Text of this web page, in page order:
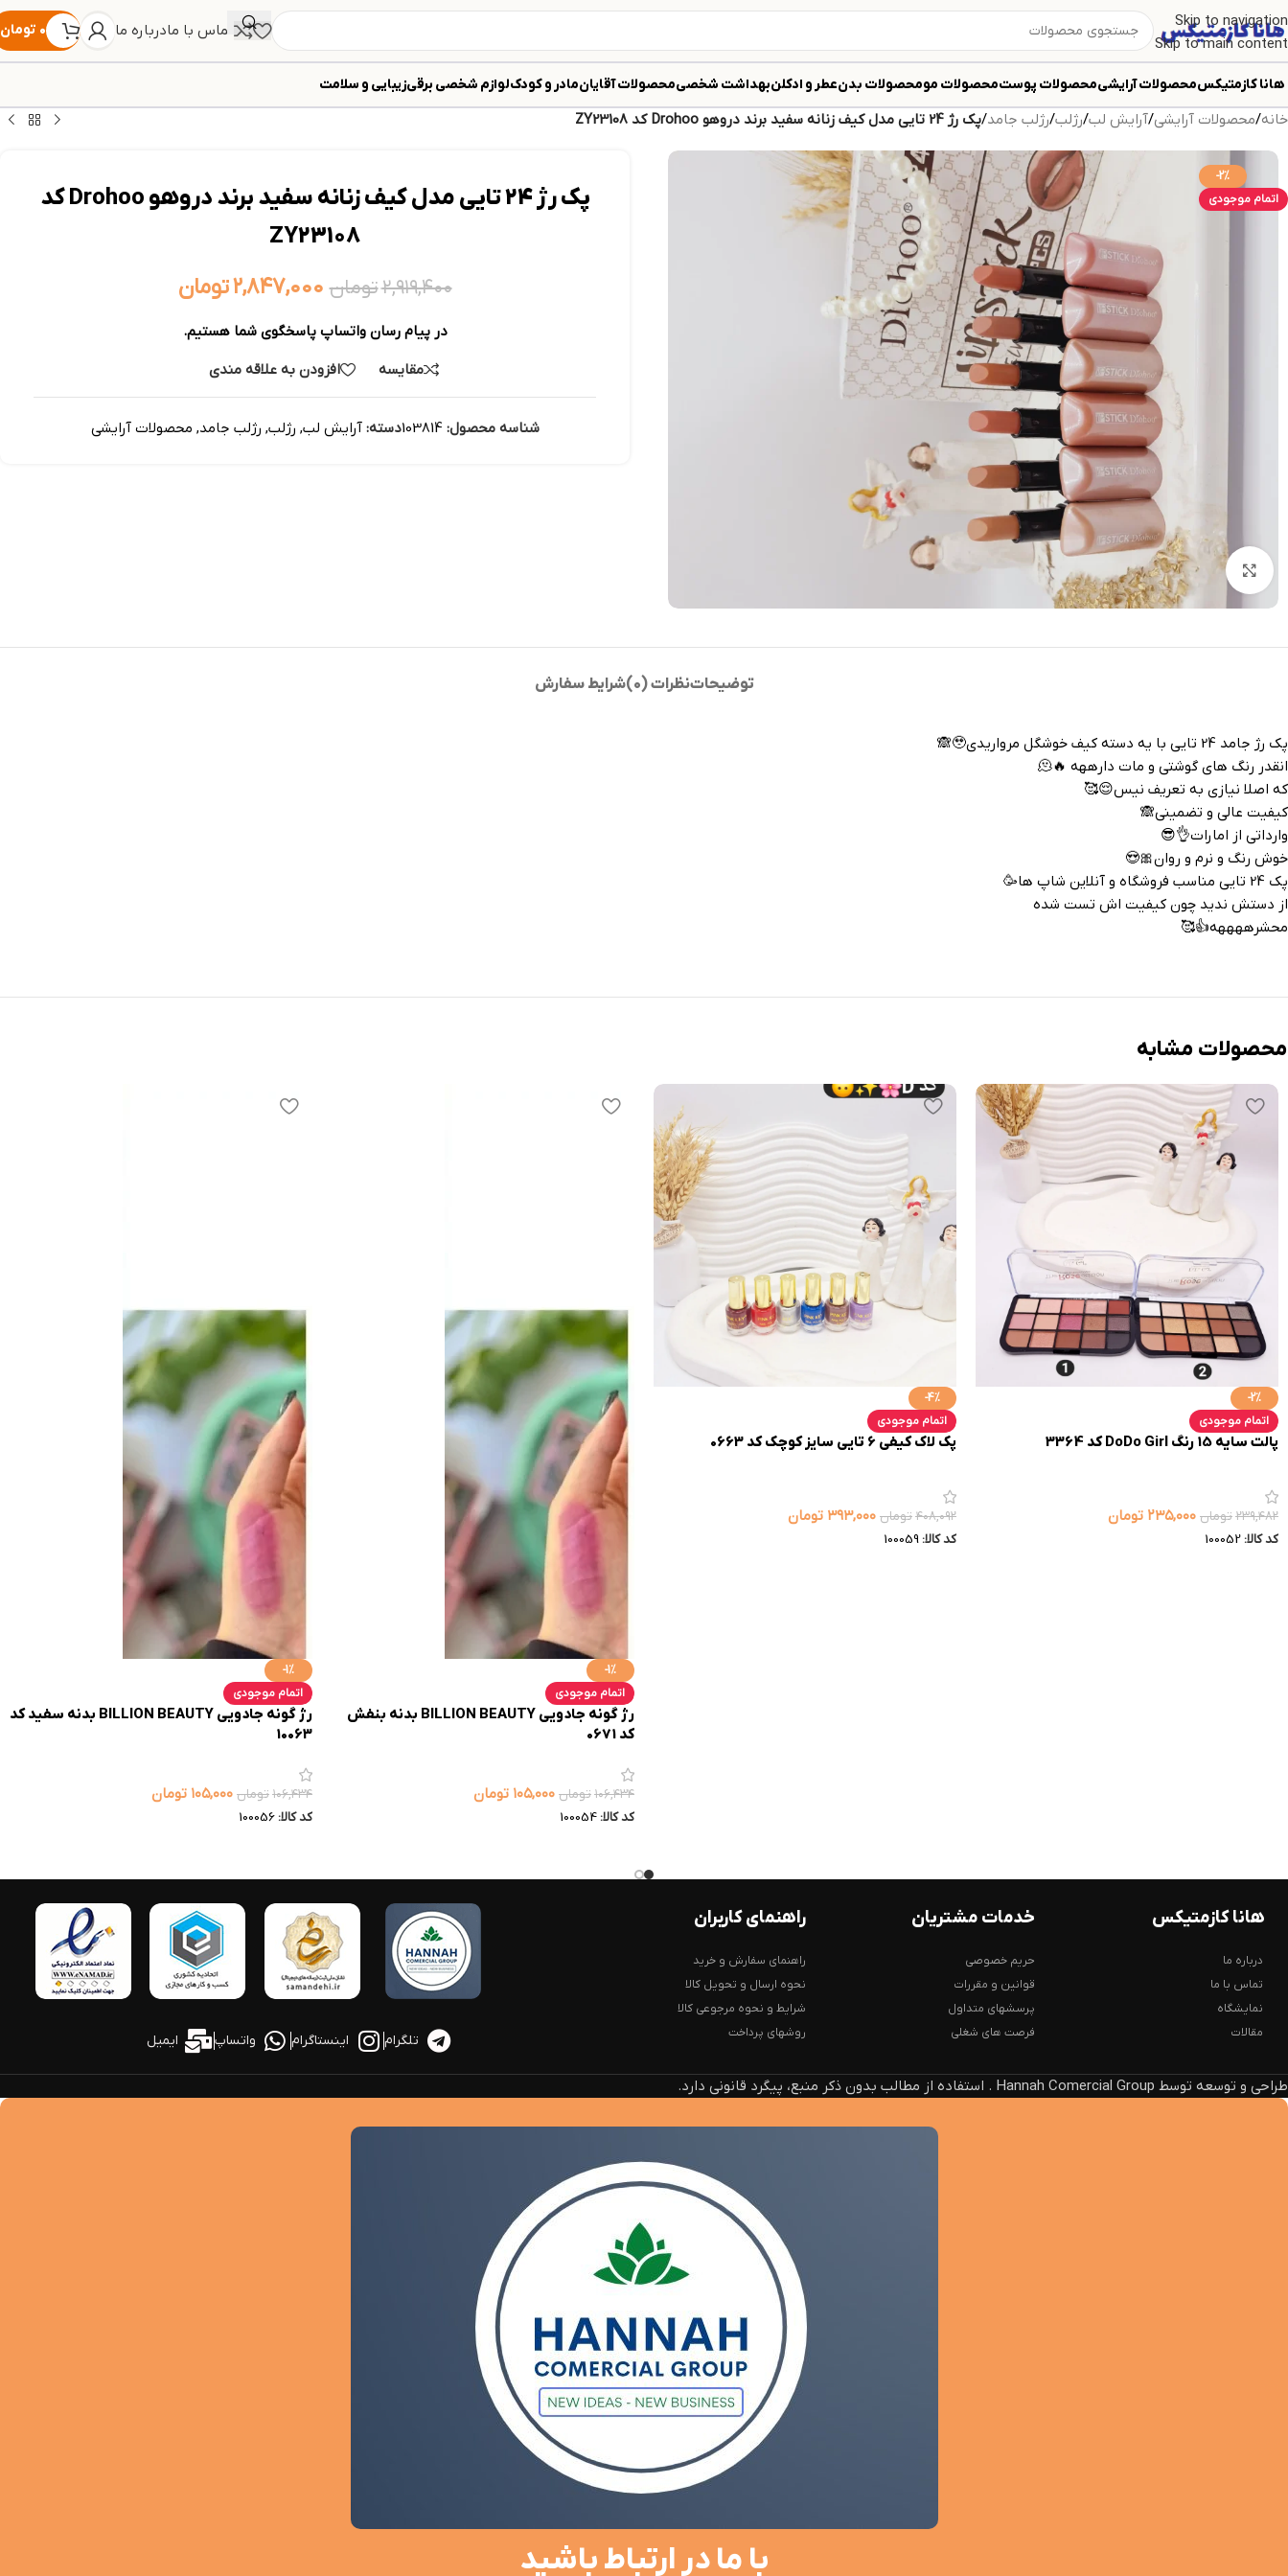
Skip to navigation
Skip to main content
تماس با مادرباره ما ۰ تومان
هانا کازمتیکسمحصولات آرایشیمحصولات پوستمحصولات مومحصولات بدنعطر و ادکلنبهداشت شخصیمحصولات آقایانمادر و کودکلوازم شخصی برقیزیبایی و سلامت
خانه/محصولات آرایشی/آرایش لب/رژلب/رژلب جامد/پک رژ 24 تایی مدل کیف زنانه سفید برند دروهو Drohoo کد ZY23108
-2%
اتمام موجودی
بزرگنمایی تصویر
پک رژ 24 تایی مدل کیف زنانه سفید برند دروهو Drohoo کد
ZY23108
۲,۹۱۹,۴۰۰تومان ۲,۸۴۷,۰۰۰تومان
در پیام رسان واتساپ پاسخگوی شما هستیم.
مقایسه
افزودن به علاقه مندی
شناسه محصول: 103814دسته: آرایش لب, رژلب, رژلب جامد, محصولات آرایشی
توضیحاتنظرات (0) شرایط سفارش
پک رژ جامد 24 تایی با یه دسته کیف خوشگل مرواریدی🥹🙈
انقدر رنگ های گوشتی و مات دارههه 🔥🫠
که اصلا نیازی به تعریف نیس😌🥰
کیفیت عالی و تضمینی🙈
وارداتی از امارات👌😎
خوش رنگ و نرم و روان🎀😍
پک 24 تایی مناسب فروشگاه و آنلاین شاپ ها🥳
از دستش ندید چون کیفیت اش تست شده
محشرههههه👍🥰
محصولات مشابه
-2%
اتمام موجودی
پالت سایه 15 رنگ DoDo Girl کد 3364
۲۳۹,۴۸۲ تومان ۲۳۵,۰۰۰ تومان
کد کالا: 100052
-4%
اتمام موجودی
پک لاک کیفی 6 تایی سایز کوچک کد 0663
۴۰۸,۰۹۲ تومان ۳۹۳,۰۰۰ تومان
کد کالا: 100059
-1%
اتمام موجودی
رژ گونه جادویی BILLION BEAUTY بدنه بنفش
کد 0671
۱۰۶,۴۳۴ تومان ۱۰۵,۰۰۰ تومان
کد کالا: 100054
-1%
اتمام موجودی
رژ گونه جادویی BILLION BEAUTY بدنه سفید کد
10063
۱۰۶,۴۳۴ تومان ۱۰۵,۰۰۰ تومان
کد کالا: 100056
هانا کازمتیکس
درباره ما
تماس با ما
نمایشگاه
مقالات
خدمات مشتریان
حریم خصوصی
قوانین و مقررات
پرسشهای متداول
فرصت های شغلی
راهنمای کاربران
راهنمای سفارش و خرید
نحوه ارسال و تحویل کالا
شرایط و نحوه مرجوعی کالا
روشهای پرداخت
تلگرام اینستاگرام واتساپ ایمیل
طراحی و توسعه توسط Hannah Comercial Group . استفاده از مطالب بدون ذکر منبع، پیگرد قانونی دارد.
با ما در ارتباط باشید